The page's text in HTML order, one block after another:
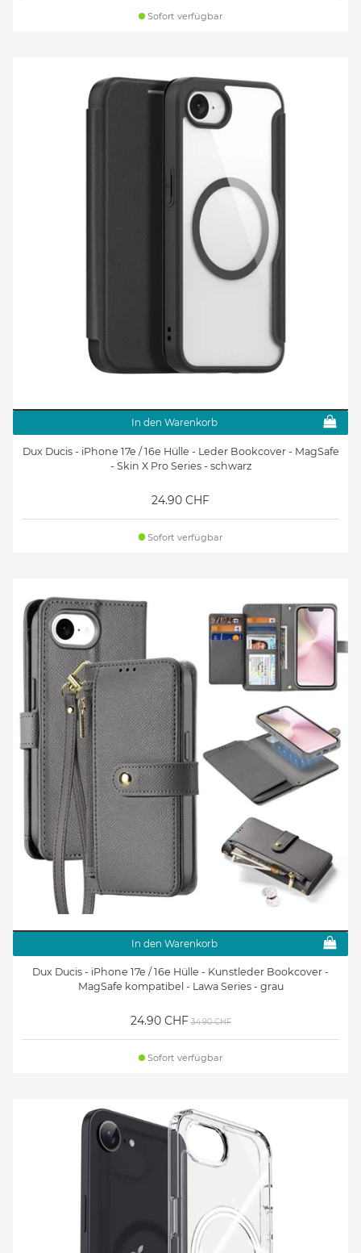
Sofort verfügbar
In den Warenkorb
Dux Ducis - iPhone 17e / 16e Hülle - Leder Bookcover - MagSafe
- Skin X Pro Series - schwarz
24.90 CHF
Sofort verfügbar
In den Warenkorb
Dux Ducis - iPhone 17e / 16e Hülle - Kunstleder Bookcover -
MagSafe kompatibel - Lawa Series - grau
24.90 CHF 34.90 CHF
Sofort verfügbar